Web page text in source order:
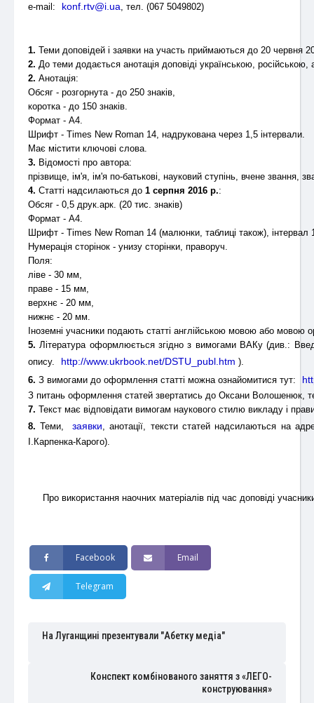
e-mail:
konf.rtv@i.ua, тел. (067 5049802)
1. Теми доповідей і заявки на участь приймаються до 20 червня
2. До теми додається анотація доповіді українською,
2. Анотація:
Обсяг - розгорнута - до 250 знаків,
коротка - до 150 знаків.
Формат - А4.
Шрифт - Times New Roman 14, надрукована через 1,5 інтервали.
Має містити ключові слова.
3. Відомості про автора:
прізвище, ім'я, ім'я по-батькові, науковий ступінь, вчене звання,
4. Статті надсилаються до 1 серпня 2016 р.:
Обсяг - 0,5 друк.арк. (20 тис. знаків)
Формат - А4.
Шрифт - Times New Roman 14 (малюнки, таблиці також), інтервал
Нумерація сторінок - унизу сторінки, праворуч.
Поля:
ліве - 30 мм,
праве - 15 мм,
верхнє - 20 мм,
нижнє - 20 мм.
Іноземні учасники подають статті англійською мовою або мовою
5. Література оформлюється згідно з вимогами ВАКу (див.:
опису.
http://www.ukrbook.net/DSTU_publ.htm ).
6. З вимогами до оформлення статті можна ознайомитися тут:
З питань оформлення статей звертатись до Оксани Волошенюк,
7. Текст має відповідати вимогам наукового стилю викладу і
8. Теми, заявки, анотації, тексти статей надсилаються на
І.Карпенка-Карого).
Про використання наочних матеріалів під час доповіді
Facebook Email
Telegram
На Луганщині презентували "Абетку медіа"
Конспект комбінованого заняття з «ЛЕГО-
конструювання»